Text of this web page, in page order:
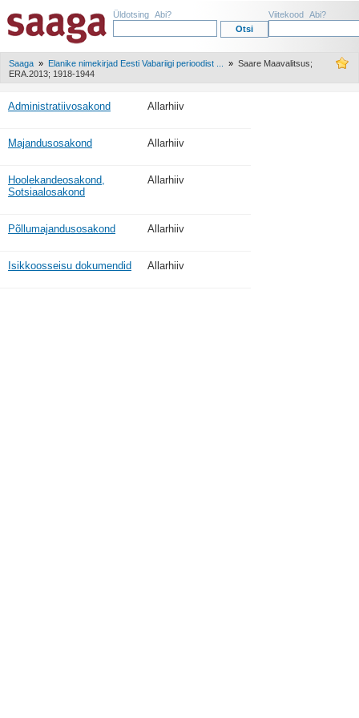
Üldotsing Abi? Viitekood Abi?
Saaga » Elanike nimekirjad Eesti Vabariigi perioodist ... » Saare Maavalitsus;
ERA.2013; 1918-1944
Administratiivosakond Allarhiiv
Majandusosakond Allarhiiv
Hoolekandeosakond,
Sotsiaalosakond
Allarhiiv
Põllumajandusosakond Allarhiiv
Isikkoosseisu dokumendid Allarhiiv